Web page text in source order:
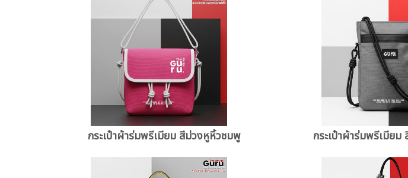
กระเป๋าผ้าร่มพรีเมียม สีม่วงหูหิ้วชมพู กระเป๋าผ้าร่มพรีเมียม